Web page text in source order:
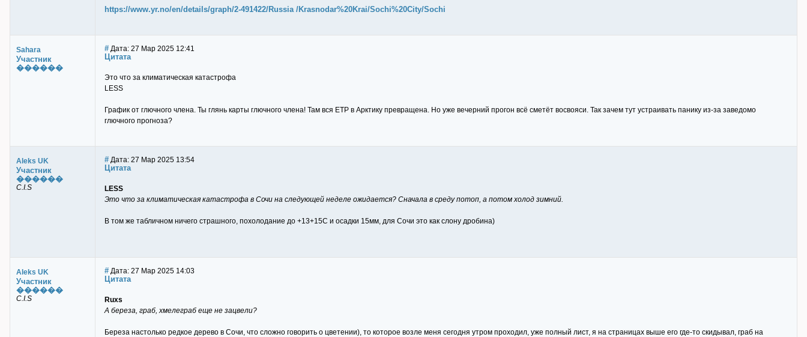
https://www.yr.no/en/details/graph/2-491422/Russia /Krasnodar%20Krai/Sochi%20City/Sochi
Sahara
Участник
������
# Дата: 27 Мар 2025 12:41
Цитата
Это что за климатическая катастрофа
LESS
График от глючного члена. Ты глянь карты глючного члена! Там вся ЕТР в Арктику превращена. Но уже вечерний прогон всё сметёт восвояси. Так зачем тут устраивать панику из-за заведомо
глючного прогноза?
Aleks UK
Участник
������
C.I.S
# Дата: 27 Мар 2025 13:54
Цитата
LESS
Это что за климатическая катастрофа в Сочи на следующей неделе ожидается? Сначала в среду потоп, а потом холод зимний.
В том же табличном ничего страшного, похолодание до +13+15С и осадки 15мм, для Сочи это как слону дробина)
Aleks UK
Участник
������
C.I.S
# Дата: 27 Мар 2025 14:03
Цитата
Ruxs
А береза, граб, хмелеграб еще не зацвели?
Береза настолько редкое дерево в Сочи, что сложно говорить о цветении), то которое возле меня сегодня утром проходил, уже полный лист, я на страницах выше его где-то скидывал, граб на